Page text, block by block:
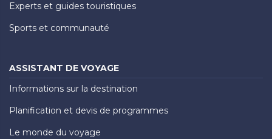
Experts et guides touristiques
Sports et communauté
ASSISTANT DE VOYAGE
Informations sur la destination
Planification et devis de programmes
Le monde du voyage